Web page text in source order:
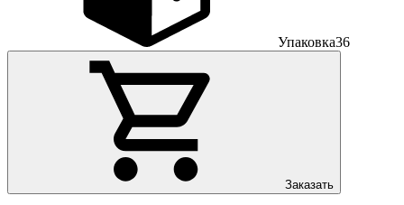
Упаковка36
Заказать